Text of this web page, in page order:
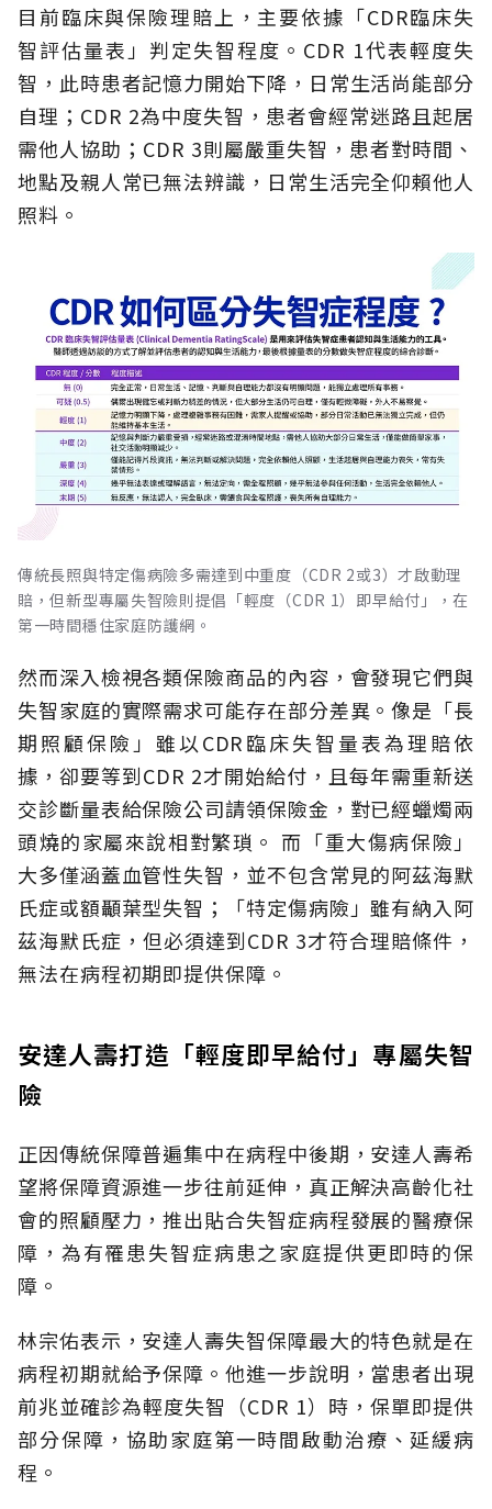
目前臨床與保險理賠上，主要依據「CDR臨床失
智評估量表」判定失智程度。CDR 1代表輕度失
智，此時患者記憶力開始下降，日常生活尚能部分
自理；CDR 2為中度失智，患者會經常迷路且起居
需他人協助；CDR 3則屬嚴重失智，患者對時間、
地點及親人常已無法辨識，日常生活完全仰賴他人
照料。
傳統長照與特定傷病險多需達到中重度（CDR 2或3）才啟動理
賠，但新型專屬失智險則提倡「輕度（CDR 1）即早給付」，在
第一時間穩住家庭防護網。
然而深入檢視各類保險商品的內容，會發現它們與
失智家庭的實際需求可能存在部分差異。像是「長
期照顧保險」雖以CDR臨床失智量表為理賠依
據，卻要等到CDR 2才開始給付，且每年需重新送
交診斷量表給保險公司請領保險金，對已經蠟燭兩
頭燒的家屬來說相對繁瑣。 而「重大傷病保險」
大多僅涵蓋血管性失智，並不包含常見的阿茲海默
氏症或額顳葉型失智；「特定傷病險」雖有納入阿
茲海默氏症，但必須達到CDR 3才符合理賠條件，
無法在病程初期即提供保障。
安達人壽打造「輕度即早給付」專屬失智
險
正因傳統保障普遍集中在病程中後期，安達人壽希
望將保障資源進一步往前延伸，真正解決高齡化社
會的照顧壓力，推出貼合失智症病程發展的醫療保
障，為有罹患失智症病患之家庭提供更即時的保
障。
林宗佑表示，安達人壽失智保障最大的特色就是在
病程初期就給予保障。他進一步說明，當患者出現
前兆並確診為輕度失智（CDR 1）時，保單即提供
部分保障，協助家庭第一時間啟動治療、延緩病
程。